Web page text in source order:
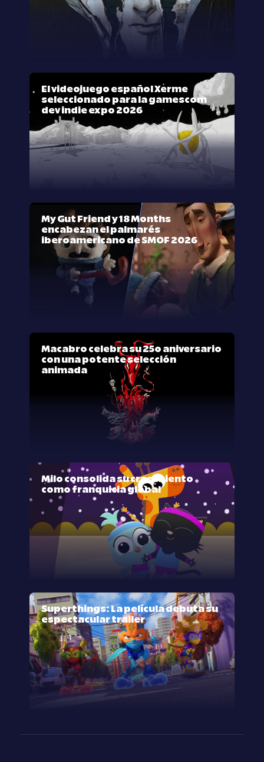
El videojuego español Xerme
seleccionado para la gamescom
dev indie expo 2026
My Gut Friend y 18 Months
encabezan el palmarés
iberoamericano de SMOF 2026
Macabro celebra su 25º aniversario
con una potente selección
animada
Milo consolida su crecimiento
como franquicia global
Superthings: La película debuta su
espectacular trailer